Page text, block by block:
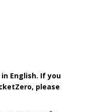
English. If you
please